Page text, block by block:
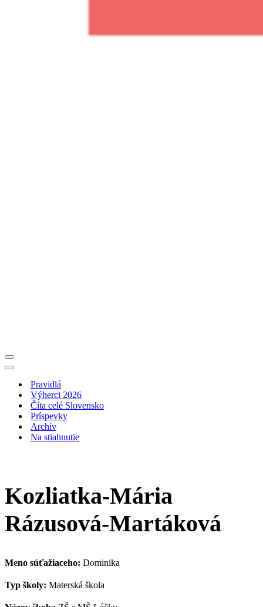
Menu
navigácie
Menu
navigáciePravidlá
Výherci 2026
Číta celé Slovensko
Príspevky
Archív
Na stiahnutie
Kozliatka-Mária
Rázusová-Martáková
Meno súťažiaceho: Dominika
Typ školy: Materská škola